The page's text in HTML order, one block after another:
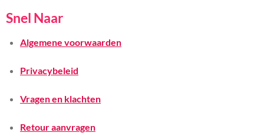
Snel Naar
Algemene voorwaarden
Privacybeleid
Vragen en klachten
Retour aanvragen